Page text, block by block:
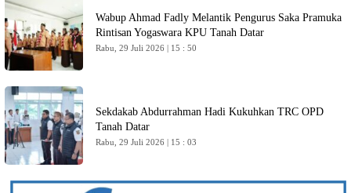
Wabup Ahmad Fadly Melantik Pengurus Saka Pramuka
Rintisan Yogaswara KPU Tanah Datar
Rabu, 29 Juli 2026 | 15 : 50
Sekdakab Abdurrahman Hadi Kukuhkan TRC OPD
Tanah Datar
Rabu, 29 Juli 2026 | 15 : 03